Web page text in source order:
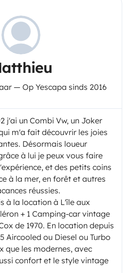
bed
on availability and
60 km/day (more than
island and surroundings).
request:
to June): €0.60/km
limited extra kilometers
— Op Yescapa sinds 2016
j'ai un Combi Vw, un Joker
m'a fait découvrir les joies
Désormais loueur
à lui je peux vous faire
et des petits coins
à la mer, en forêt et autres
réussies.
à la location à L'île aux
+ 1 Camping-car vintage
de 1970. En location depuis
Aircooled ou Diesel ou Turbo
que les modernes, avec
confort et le style vintage